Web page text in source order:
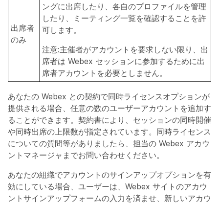
出席者
のみ
ングに出席したり、各自のプロファイルを管理
したり、ミーティング一覧を確認することを許
可します。
注意:主催者がアカウントを要求しない限り、出
席者は Webex セッションに参加するために出
席者アカウントを必要としません。
あなたの Webex との契約で同時ライセンスオプションが
提供される場合、任意の数のユーザーアカウントを追加す
ることができます。契約書により、セッションの同時開催
や同時出席の上限数が指定されています。同時ライセンス
についての質問等がありましたら、担当の Webex アカウ
ントマネージャまでお問い合わせください。
あなたの組織でアカウントのサインアップオプションを有
効にしている場合、ユーザーは、Webex サイトのアカウ
ントサインアップフォームの入力を済ませ、新しいアカウ